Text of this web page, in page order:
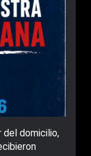
del domicilio,